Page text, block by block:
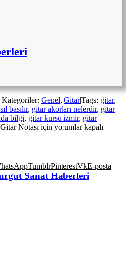
|Kategoriler: Genel, Gitar|Tags: gitar,
basılır, gitar akorları nelerdir, gitar
bilgi, gitar kursu izmir, gitar
Notası için yorumlar kapalı
TumblrPinterestVkE-posta
Sanat Haberleri